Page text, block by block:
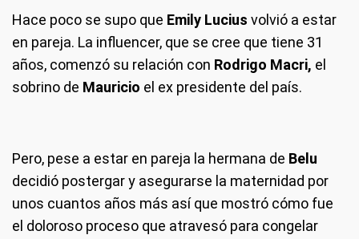
Hace poco se supo que Emily Lucius volvió a estar
en pareja. La influencer, que se cree que tiene 31
años, comenzó su relación con Rodrigo Macri, el
sobrino de Mauricio el ex presidente del país.
Pero, pese a estar en pareja la hermana de Belu
decidió postergar y asegurarse la maternidad por
unos cuantos años más así que mostró cómo fue
el doloroso proceso que atravesó para congelar